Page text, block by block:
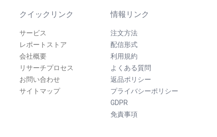
クイックリンク
サービス
レポートストア
会社概要
リサーチプロセス
お問い合わせ
サイトマップ
情報リンク
注文方法
配信形式
利用規約
よくある質問
返品ポリシー
プライバシーポリシー
GDPR
免責事項